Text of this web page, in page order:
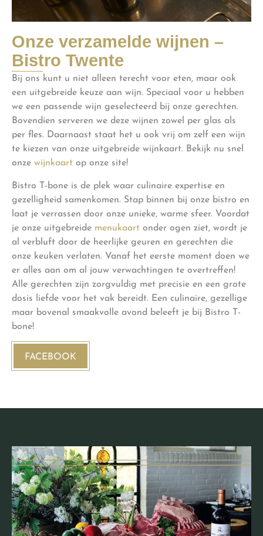
Onze verzamelde wijnen –
Bistro Twente
Bij ons kunt u niet alleen terecht voor eten, maar ook
een uitgebreide keuze aan wijn. Speciaal voor u hebben
we een passende wijn geselecteerd bij onze gerechten.
Bovendien serveren we deze wijnen zowel per glas als
per fles. Daarnaast staat het u ook vrij om zelf een wijn
te kiezen van onze uitgebreide wijnkaart. Bekijk nu snel
onze wijnkaart op onze site!
Bistro T-bone is de plek waar culinaire expertise en
gezelligheid samenkomen. Stap binnen bij onze bistro en
laat je verrassen door onze unieke, warme sfeer. Voordat
je onze uitgebreide menukaart onder ogen ziet, wordt je
al verbluft door de heerlijke geuren en gerechten die
onze keuken verlaten. Vanaf het eerste moment doen we
er alles aan om al jouw verwachtingen te overtreffen!
Alle gerechten zijn zorgvuldig met precisie en een grote
dosis liefde voor het vak bereidt. Een culinaire, gezellige
maar bovenal smaakvolle avond beleeft je bij Bistro T-
bone!
FACEBOOK